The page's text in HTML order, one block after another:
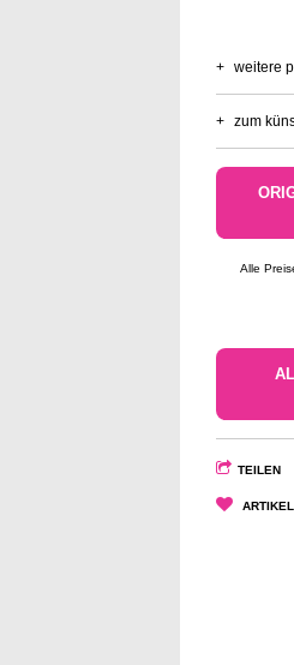
+ weitere
+ zum
Alle
TEILEN